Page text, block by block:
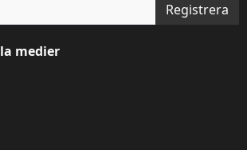
Registrera
medier